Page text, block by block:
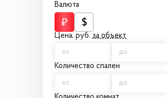
Валюта
Цена, руб. за объект
Количество спален